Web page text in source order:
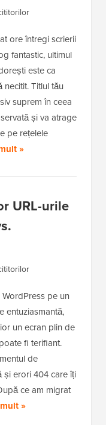
ore întregi scrierii
fantastic, ultimul
este ca
necitit. Titlul tău
suprem în ceea
și va atrage
pe rețelele
»
URL-urile
pe un
entuziasmantă,
un ecran plin de
fi terifiant.
de
și erori 404 care îți
ce am migrat
»